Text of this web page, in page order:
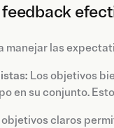
manejar las
Los objetivos
en su conjunto.
objetivos claros